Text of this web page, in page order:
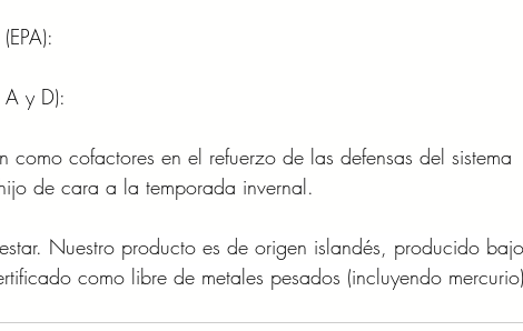
A y D):
como cofactores en el refuerzo de las defensas del sistema
de cara a la temporada invernal.
Nuestro producto es de origen islandés, producido bajo
como libre de metales pesados (incluyendo